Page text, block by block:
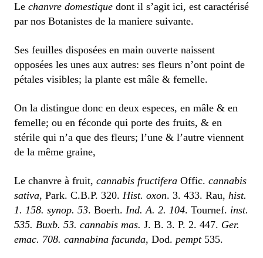
Le chanvre domestique dont il s’agit ici, est caractérisé
par nos Botanistes de la maniere suivante.
Ses feuilles disposées en main ouverte naissent
opposées les unes aux autres: ses fleurs n’ont point de
pétales visibles; la plante est mâle & femelle.
On la distingue donc en deux especes, en mâle & en
femelle; ou en féconde qui porte des fruits, & en
stérile qui n’a que des fleurs; l’une & l’autre viennent
de la même graine,
Le chanvre à fruit, cannabis fructifera Offic. cannabis
sativa, Park. C.B.P. 320. Hist. oxon. 3. 433. Rau, hist.
1. 158. synop. 53. Boerh. Ind. A. 2. 104. Tournef. inst.
535. Buxb. 53. cannabis mas. J. B. 3. P. 2. 447. Ger.
emac. 708. cannabina facunda, Dod. pempt535.